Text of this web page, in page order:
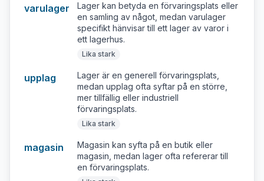
varulager
Lager kan betyda en förvaringsplats eller
en samling av något, medan varulager
specifikt hänvisar till ett lager av varor i
ett lagerhus.
Lika stark
upplag
Lager är en generell förvaringsplats,
medan upplag ofta syftar på en större,
mer tillfällig eller industriell
förvaringsplats.
Lika stark
magasin
Magasin kan syfta på en butik eller
magasin, medan lager ofta refererar till
en förvaringsplats.